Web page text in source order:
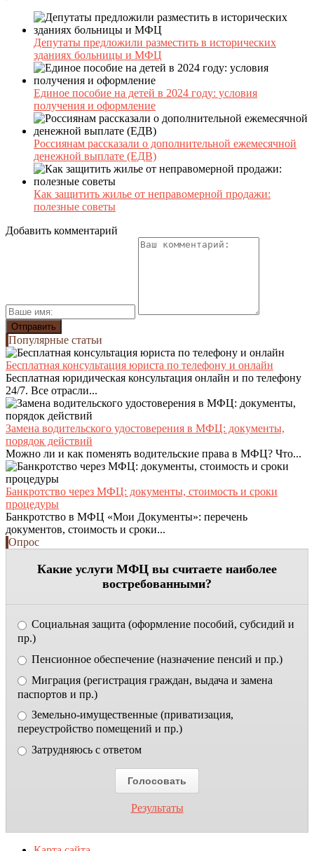
Депутаты предложили разместить в исторических
зданиях больницы и МФЦ
Единое пособие на детей в 2024 году: условия
получения и оформление
Россиянам рассказали о дополнительной ежемесячной
денежной выплате (ЕДВ)
Как защитить жилье от неправомерной продажи:
полезные советы
Добавить комментарий
Популярные статьи
Бесплатная консультация юриста по телефону и онлайн
Бесплатная юридическая консультация онлайн и по телефону
24/7. Все отрасли...
Замена водительского удостоверения в МФЦ: документы,
порядок действий
Можно ли и как поменять водительские права в МФЦ? Что...
Банкротство через МФЦ: документы, стоимость и сроки
процедуры
Банкротство в МФЦ «Мои Документы»: перечень
документов, стоимость и сроки...
Опрос
Какие услуги МФЦ вы считаете наиболее
востребованными?
Социальная защита (оформление пособий, субсидий и
пр.)
Пенсионное обеспечение (назначение пенсий и пр.)
Миграция (регистрация граждан, выдача и замена
паспортов и пр.)
Земельно-имущественные (приватизация,
переустройство помещений и пр.)
Затрудняюсь с ответом
Результаты